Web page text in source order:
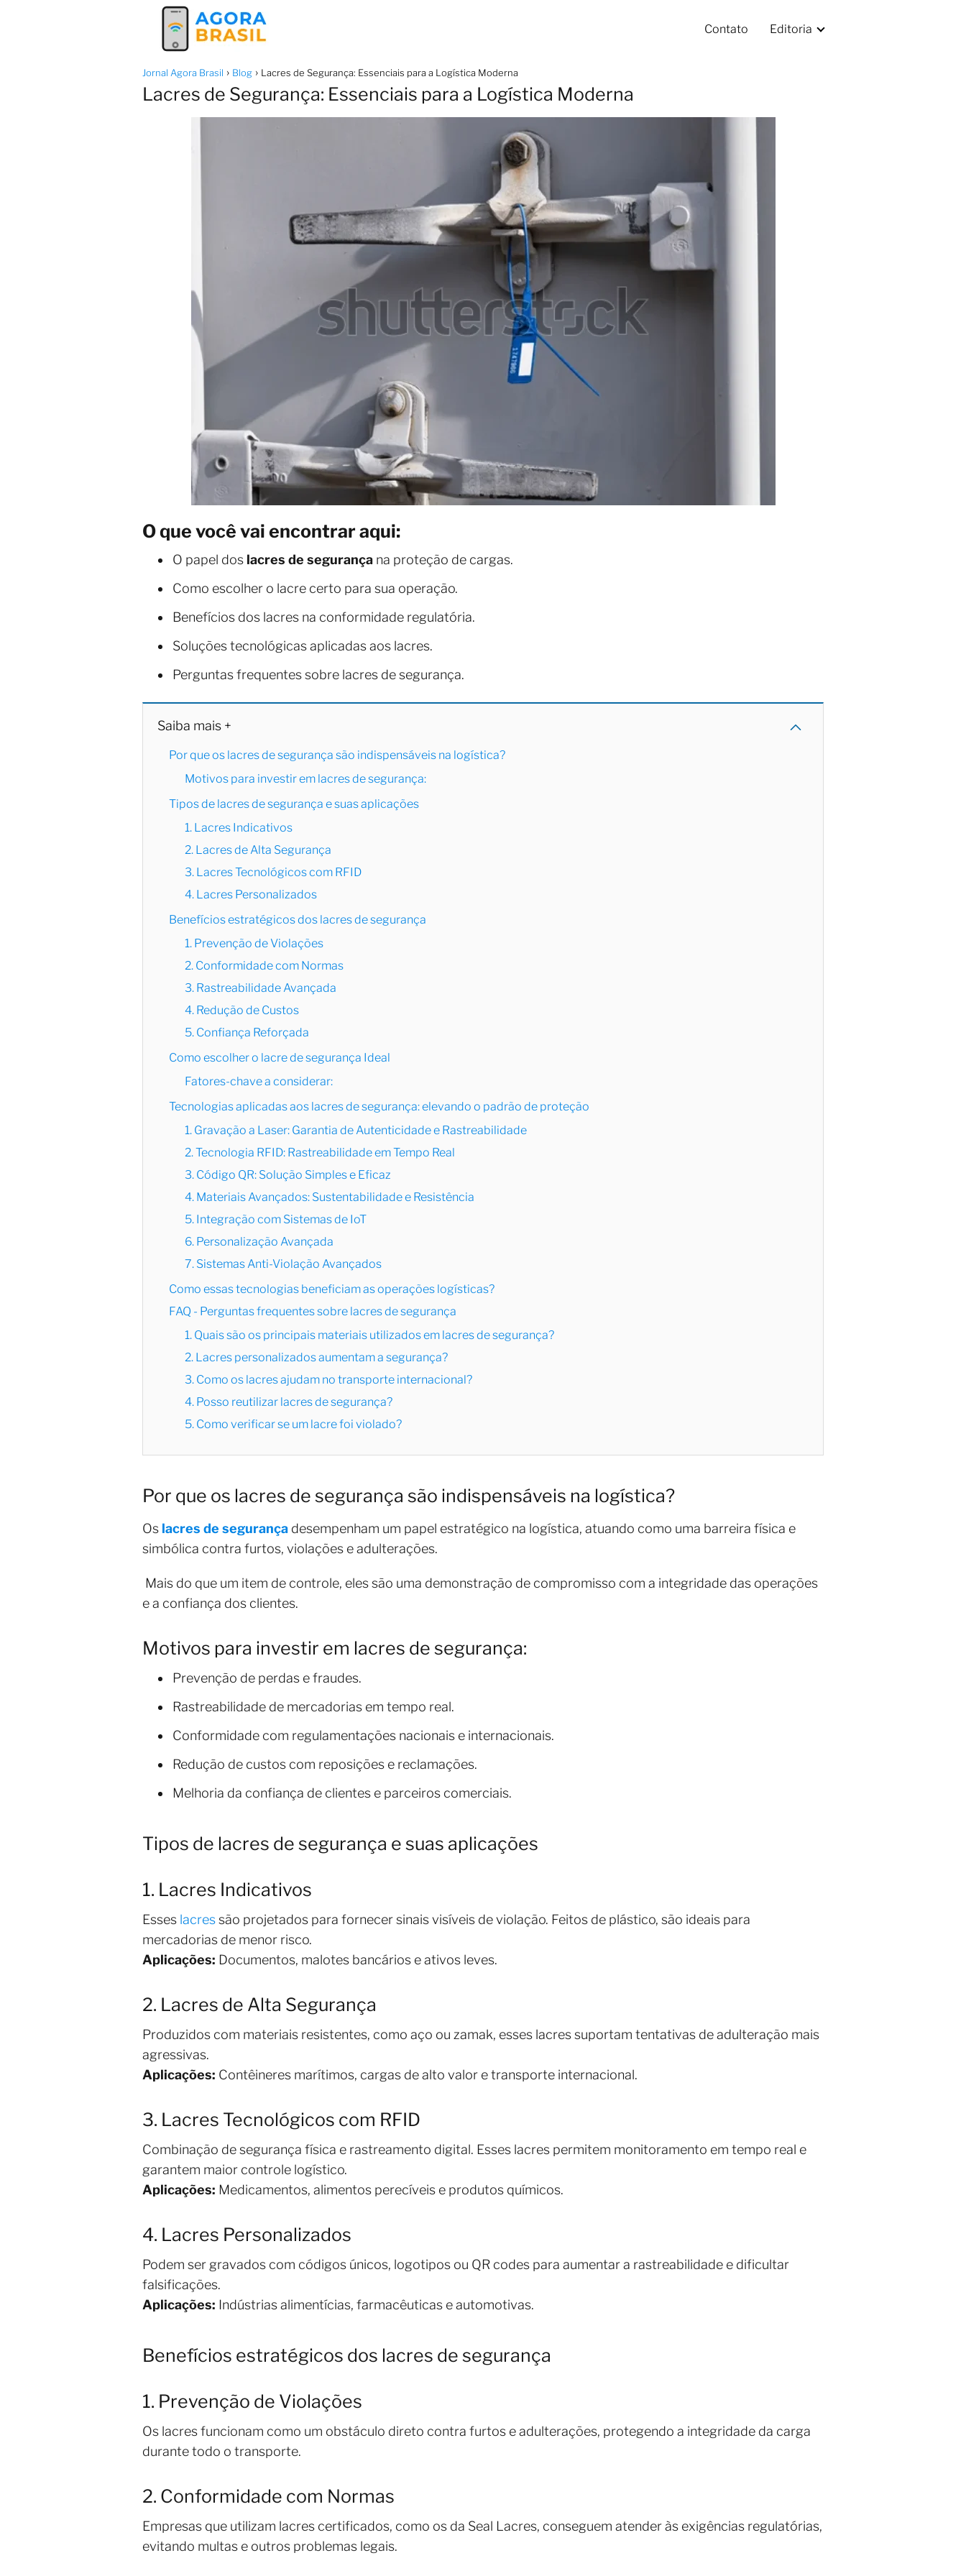
Contato Editoria
Jornal Agora Brasil Blog Lacres de Segurança: Essenciais para a Logística Moderna
Lacres de Segurança: Essenciais para a Logística Moderna
O que você vai encontrar aqui:
O papel dos lacres de segurança na proteção de cargas.
Como escolher o lacre certo para sua operação.
Benefícios dos lacres na conformidade regulatória.
Soluções tecnológicas aplicadas aos lacres.
Perguntas frequentes sobre lacres de segurança.
Saiba mais +
Por que os lacres de segurança são indispensáveis na logística?
Motivos para investir em lacres de segurança:
Tipos de lacres de segurança e suas aplicações
1. Lacres Indicativos
2. Lacres de Alta Segurança
3. Lacres Tecnológicos com RFID
4. Lacres Personalizados
Benefícios estratégicos dos lacres de segurança
1. Prevenção de Violações
2. Conformidade com Normas
3. Rastreabilidade Avançada
4. Redução de Custos
5. Confiança Reforçada
Como escolher o lacre de segurança Ideal
Fatores-chave a considerar:
Tecnologias aplicadas aos lacres de segurança: elevando o padrão de proteção
1. Gravação a Laser: Garantia de Autenticidade e Rastreabilidade
2. Tecnologia RFID: Rastreabilidade em Tempo Real
3. Código QR: Solução Simples e Eficaz
4. Materiais Avançados: Sustentabilidade e Resistência
5. Integração com Sistemas de IoT
6. Personalização Avançada
7. Sistemas Anti-Violação Avançados
Como essas tecnologias beneficiam as operações logísticas?
FAQ - Perguntas frequentes sobre lacres de segurança
1. Quais são os principais materiais utilizados em lacres de segurança?
2. Lacres personalizados aumentam a segurança?
3. Como os lacres ajudam no transporte internacional?
4. Posso reutilizar lacres de segurança?
5. Como verificar se um lacre foi violado?
Por que os lacres de segurança são indispensáveis na logística?
Os lacres de segurança desempenham um papel estratégico na logística, atuando como uma barreira física e
simbólica contra furtos, violações e adulterações.
Mais do que um item de controle, eles são uma demonstração de compromisso com a integridade das operações
e a confiança dos clientes.
Motivos para investir em lacres de segurança:
Prevenção de perdas e fraudes.
Rastreabilidade de mercadorias em tempo real.
Conformidade com regulamentações nacionais e internacionais.
Redução de custos com reposições e reclamações.
Melhoria da confiança de clientes e parceiros comerciais.
Tipos de lacres de segurança e suas aplicações
1. Lacres Indicativos
Esses lacressão projetados para fornecer sinais visíveis de violação. Feitos de plástico, são ideais para
mercadorias de menor risco.
Aplicações: Documentos, malotes bancários e ativos leves.
2. Lacres de Alta Segurança
Produzidos com materiais resistentes, como aço ou zamak, esses lacres suportam tentativas de adulteração mais
agressivas.
Aplicações: Contêineres marítimos, cargas de alto valor e transporte internacional.
3. Lacres Tecnológicos com RFID
Combinação de segurança física e rastreamento digital. Esses lacres permitem monitoramento em tempo real e
garantem maior controle logístico.
Aplicações: Medicamentos, alimentos perecíveis e produtos químicos.
4. Lacres Personalizados
Podem ser gravados com códigos únicos, logotipos ou QR codes para aumentar a rastreabilidade e dificultar
falsificações.
Aplicações: Indústrias alimentícias, farmacêuticas e automotivas.
Benefícios estratégicos dos lacres de segurança
1. Prevenção de Violações
Os lacres funcionam como um obstáculo direto contra furtos e adulterações, protegendo a integridade da carga
durante todo o transporte.
2. Conformidade com Normas
Empresas que utilizam lacres certificados, como os da Seal Lacres, conseguem atender às exigências regulatórias,
evitando multas e outros problemas legais.